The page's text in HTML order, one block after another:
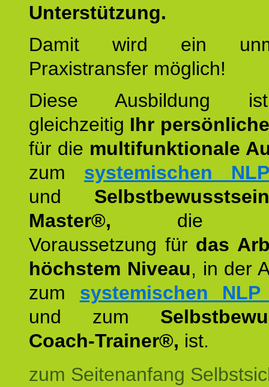
Unterstützung.
Damit wird ein
Praxistransfer möglich!
Diese Ausbildung
gleichzeitig Ihr
für die multifunktionale
zum systemischen
und
Master®, die
Voraussetzung für das
höchstem Niveau, in der
zum systemischen
und zum
Coach-Trainer®, ist.
zum Seitenanfang